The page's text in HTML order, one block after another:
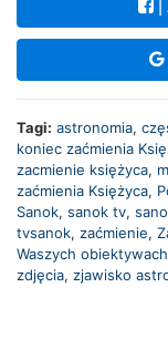
Tagi: astronomia,
koniec zaćmienia
zacmienie księżyca,
zaćmienia Księżyca,
Sanok, sanok tv,
tvsanok, zaćmienie,
Waszych
zdjęcia, zjawisko